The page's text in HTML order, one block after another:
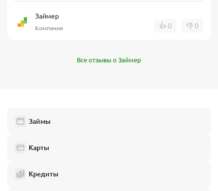
Займер
Компания 👍 0 👎 0
Все отзывы о Займер
Займы
Карты
Кредиты